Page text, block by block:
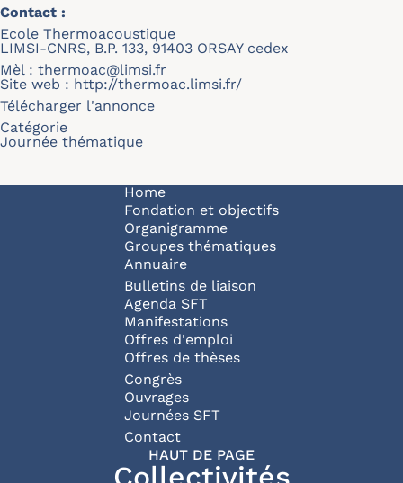
Contact :
Ecole Thermoacoustique
LIMSI-CNRS, B.P. 133, 91403 ORSAY cedex
Mèl : thermoac@limsi.fr
Site web : http://thermoac.limsi.fr/
Télécharger l'annonce
Catégorie
Journée thématique
Navigation principale
Home
Fondation et objectifs
Organigramme
Groupes thématiques
Annuaire
Bulletins de liaison
Agenda SFT
Manifestations
Offres d'emploi
Offres de thèses
Congrès
Ouvrages
Journées SFT
Pied de page
Contact
HAUT DE PAGE